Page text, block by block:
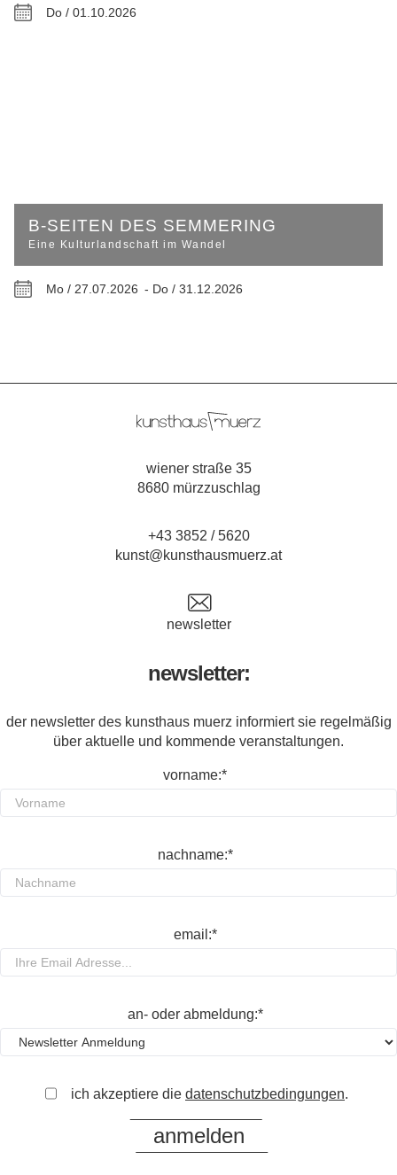
Do / 01.10.2026
B-SEITEN DES SEMMERING
Eine Kulturlandschaft im Wandel
Mo / 27.07.2026 - Do / 31.12.2026
wiener straße 35
8680 mürzzuschlag
+43 3852 / 5620
kunst@kunsthausmuerz.at
newsletter
newsletter:
der newsletter des kunsthaus muerz informiert sie regelmäßig
über aktuelle und kommende veranstaltungen.
vorname:*
nachname:*
email:*
an- oder abmeldung:*
ich akzeptiere die datenschutzbedingungen.